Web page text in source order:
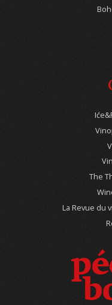
The
La Revue du